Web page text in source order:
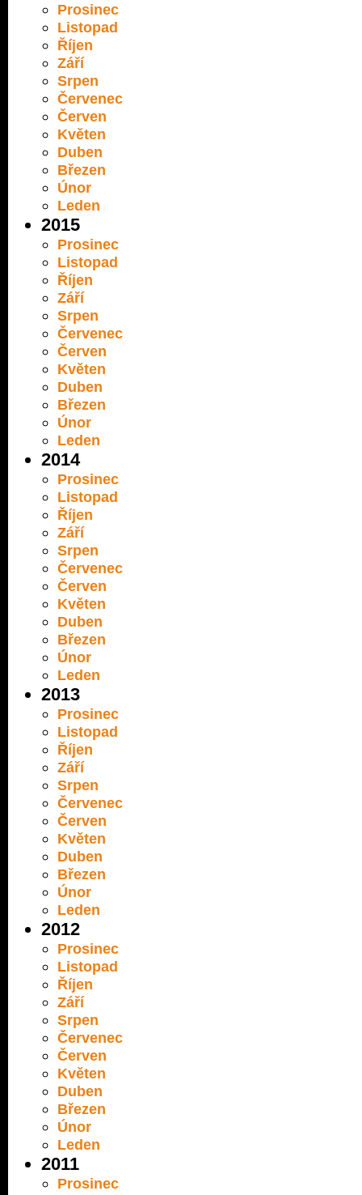
Prosinec
Listopad
Říjen
Září
Srpen
Červenec
Červen
Květen
Duben
Březen
Únor
Leden
2015
Prosinec
Listopad
Říjen
Září
Srpen
Červenec
Červen
Květen
Duben
Březen
Únor
Leden
2014
Prosinec
Listopad
Říjen
Září
Srpen
Červenec
Červen
Květen
Duben
Březen
Únor
Leden
2013
Prosinec
Listopad
Říjen
Září
Srpen
Červenec
Červen
Květen
Duben
Březen
Únor
Leden
2012
Prosinec
Listopad
Říjen
Září
Srpen
Červenec
Červen
Květen
Duben
Březen
Únor
Leden
2011
Prosinec